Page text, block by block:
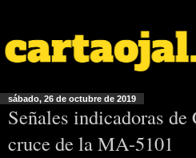
sábado, 26 de octubre de 2019
Señales indicadoras
cruce de la MA-5101